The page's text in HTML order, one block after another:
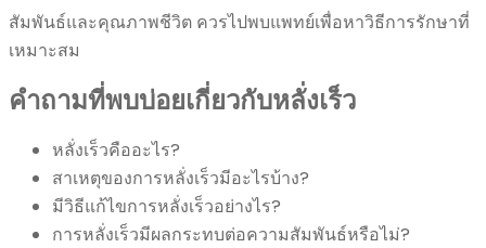
สัมพันธ์และคุณภาพชีวิต ควรไปพบแพทย์เพื่อหาวิธีการรักษาที่
เหมาะสม
คำถามที่พบบ่อยเกี่ยวกับหลั่งเร็ว
หลั่งเร็วคืออะไร?
สาเหตุของการหลั่งเร็วมีอะไรบ้าง?
มีวิธีแก้ไขการหลั่งเร็วอย่างไร?
การหลั่งเร็วมีผลกระทบต่อความสัมพันธ์หรือไม่?